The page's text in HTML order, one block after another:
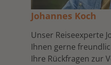
Johannes Koch
Unser Reiseexperte
Ihnen gerne
Ihre Rückfragen zur